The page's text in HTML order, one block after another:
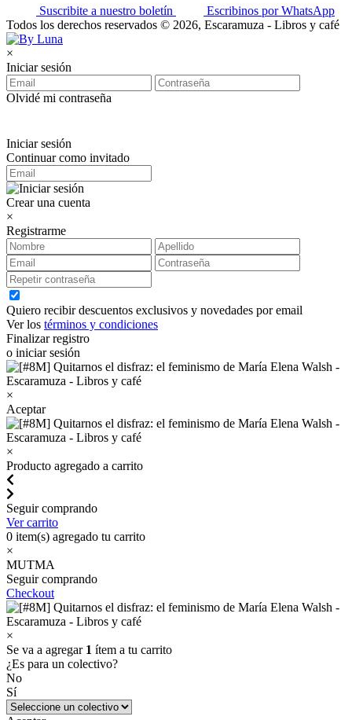
Suscribite a nuestro boletín
Escribinos por WhatsApp
Todos los derechos reservados © 2026, Escaramuza - Libros y café
×
Iniciar sesión
Olvidé mi contraseña
Iniciar sesión
Continuar como invitado
Crear una cuenta
×
Registrarme
Quiero recibir descuentos exclusivos y novedades por email
Ver los términos y condiciones
Finalizar registro
o iniciar sesión
×
Aceptar
×
Producto agregado a carrito
Seguir comprando
Ver carrito
0 item(s) agregado tu carrito
×
MUTMA
Seguir comprando
Checkout
×
Se va a agregar 1 ítem a tu carrito
¿Es para un colectivo?
No
Sí